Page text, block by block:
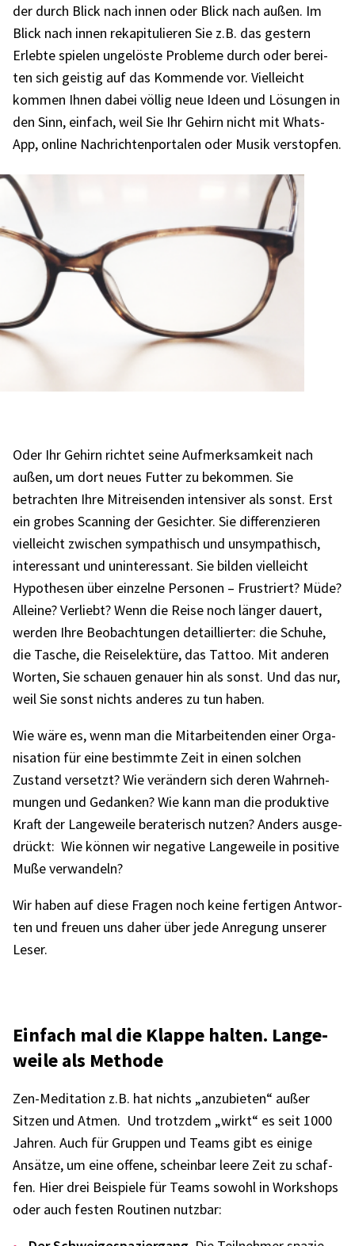
der durch Blick nach innen oder Blick nach außen. Im
Blick nach innen reka­pi­tu­lie­ren Sie z.B. das gestern
Erlebte spie­len unge­löste Probleme durch oder berei­
ten sich geis­tig auf das Kommende vor. Viel­leicht
kommen Ihnen dabei völlig neue Ideen und Lösun­gen in
den Sinn, einfach, weil Sie Ihr Gehirn nicht mit Whats­
App, online Nach­rich­ten­por­ta­len oder Musik verstop­fen.
Oder Ihr Gehirn rich­tet seine Aufmerk­sam­keit nach
außen, um dort neues Futter zu bekom­men. Sie
betrach­ten Ihre Mitrei­sen­den inten­si­ver als sonst. Erst
ein grobes Scan­ning der Gesich­ter. Sie diffe­ren­zie­ren
viel­leicht zwischen sympa­thisch und unsym­pa­thisch,
inter­es­sant und unin­ter­es­sant. Sie bilden viel­leicht
Hypo­the­sen über einzelne Perso­nen – Frus­triert? Müde?
Alleine? Verliebt? Wenn die Reise noch länger dauert,
werden Ihre Beob­ach­tun­gen detail­lier­ter: die Schuhe,
die Tasche, die Reise­lek­türe, das Tattoo. Mit ande­ren
Worten, Sie schauen genauer hin als sonst. Und das nur,
weil Sie sonst nichts ande­res zu tun haben.
Wie wäre es, wenn man die Mitar­bei­ten­den einer Orga­
ni­sa­tion für eine bestimmte Zeit in einen solchen
Zustand versetzt? Wie verän­dern sich deren Wahr­neh­
mun­gen und Gedan­ken? Wie kann man die produk­tive
Kraft der Lange­weile bera­te­risch nutzen? Anders ausge­
drückt: Wie können wir nega­tive Lange­weile in posi­tive
Muße verwan­deln?
Wir haben auf diese Fragen noch keine ferti­gen Antwor­
ten und freuen uns daher über jede Anre­gung unse­rer
Leser.
Einfach mal die Klappe halten. Lange­
weile als Methode
Zen-Medi­ta­tion z.B. hat nichts „anzu­bie­ten“ außer
Sitzen und Atmen. Und trotz­dem „wirkt“ es seit 1000
Jahren. Auch für Grup­pen und Teams gibt es einige
Ansätze, um eine offene, schein­bar leere Zeit zu schaf­
fen. Hier drei Beispiele für Teams sowohl in Work­shops
oder auch festen Routi­nen nutz­bar: